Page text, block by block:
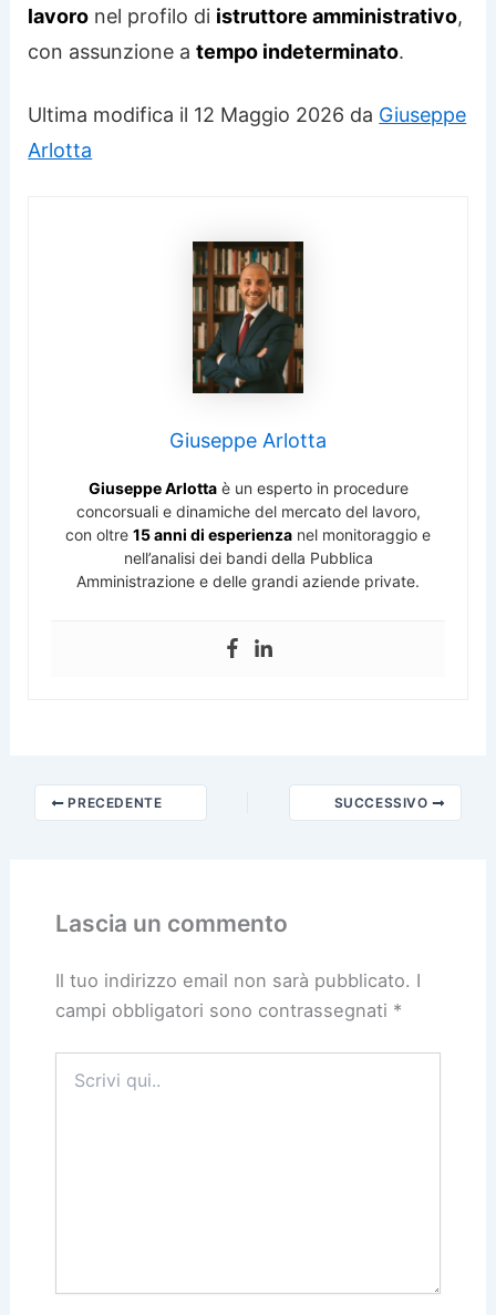
lavoro nel profilo di istruttore amministrativo,
con assunzione atempo indeterminato.
Ultima modifica il 12 Maggio 2026 da Giuseppe
Arlotta
Giuseppe Arlotta
Giuseppe Arlottaè un esperto in procedure
concorsuali e dinamiche del mercato del lavoro,
con oltre 15 anni di esperienza nel monitoraggio e
nell’analisi dei bandi della Pubblica
Amministrazione e delle grandi aziende private.
PRECEDENTE SUCCESSIVO
Lascia un commento
Il tuo indirizzo email non sarà pubblicato. I
campi obbligatori sono contrassegnati *
qui..